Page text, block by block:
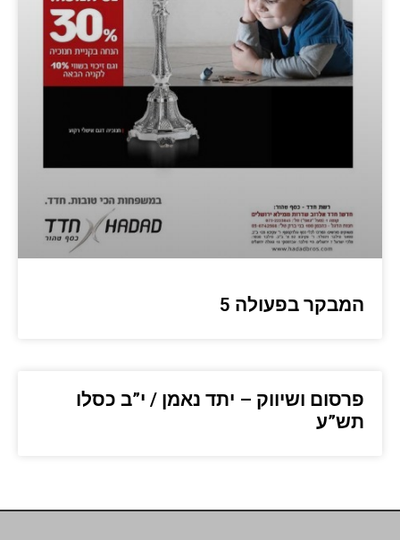
המבקר בפעולה 5
פרסום ושיווק – יתד נאמן / י”ב כסלו
תש”ע